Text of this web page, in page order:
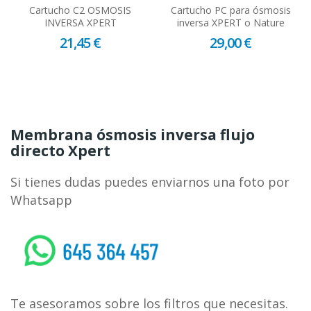
Cartucho C2 OSMOSIS
INVERSA XPERT
21,45 €
Cartucho PC para ósmosis
inversa XPERT o Nature
29,00 €
Membrana ósmosis inversa flujo
directo Xpert
Si tienes dudas puedes enviarnos una foto por
Whatsapp
whatsapp
Te asesoramos sobre los filtros que necesitas.